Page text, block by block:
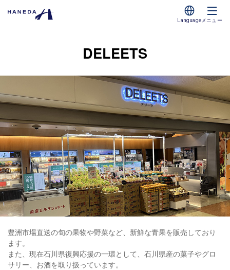
Language メニュー
DELEETS
豊洲市場直送の旬の果物や野菜など、新鮮な青果を販売しており
ます。
また、現在石川県復興応援の一環として、石川県産の菓子やグロ
サリー、お酒を取り扱っています。